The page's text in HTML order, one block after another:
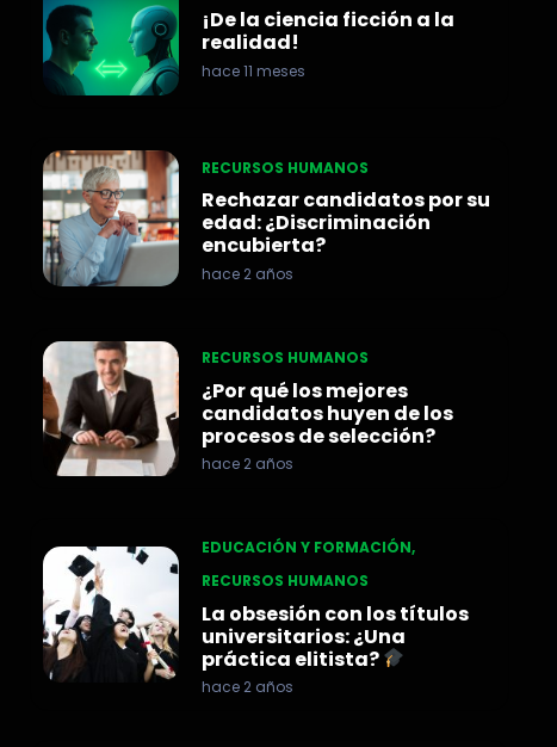
¡De la ciencia ficción a la
realidad!
hace 11 meses
RECURSOS HUMANOS
Rechazar candidatos por su
edad: ¿Discriminación
encubierta?
hace 2 años
RECURSOS HUMANOS
¿Por qué los mejores
candidatos huyen de los
procesos de selección?
hace 2 años
EDUCACIÓN Y FORMACIÓN,
RECURSOS HUMANOS
La obsesión con los títulos
universitarios: ¿Una
práctica elitista?
hace 2 años